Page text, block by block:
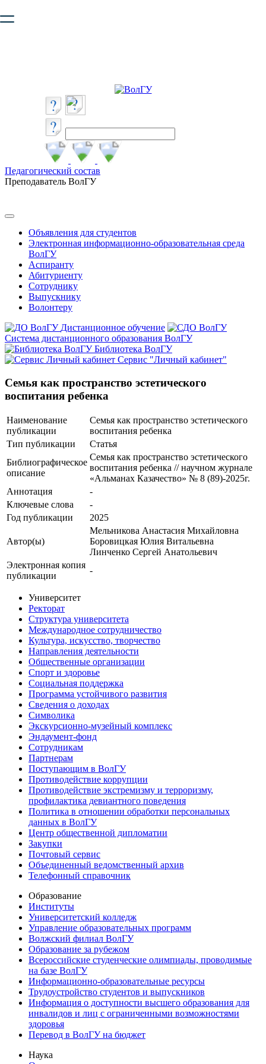
безопасную работу с сайтом. Пожалуйста
Педагогический состав
Преподаватель ВолГУ
Объявления для студентов
Электронная информационно-образовательная среда
ВолГУ
Аспиранту
Абитуриенту
Сотруднику
Выпускнику
Волонтеру
Дистанционное обучение
Система дистанционного образования ВолГУ
Библиотека ВолГУ
Сервис "Личный кабинет"
Семья как пространство эстетического
воспитания ребенка
Наименование
публикации
Семья как пространство эстетического
воспитания ребенка
Тип публикации
Статья
Библиографическое
описание
Семья как пространство эстетического
воспитания ребенка // научном журнале
«Альманах Казачество» № 8 (89)-2025г.
Аннотация
-
Ключевые cлова
-
Год публикации
2025
Автор(ы)
Мельникова Анастасия Михайловна
Боровицкая Юлия Витальевна
Линченко Сергей Анатольевич
Электронная копия
публикации
-
Университет
Ректорат
Структура университета
Международное сотрудничество
Культура, искусство, творчество
Направления деятельности
Общественные организации
Спорт и здоровье
Социальная поддержка
Программа устойчивого развития
Сведения о доходах
Символика
Экскурсионно-музейный комплекс
Эндаумент-фонд
Сотрудникам
Партнерам
Поступающим в ВолГУ
Противодействие коррупции
Противодействие экстремизму и терроризму,
профилактика девиантного поведения
Политика в отношении обработки персональных
данных в ВолГУ
Центр общественной дипломатии
Закупки
Почтовый сервис
Объединенный ведомственный архив
Телефонный справочник
Образование
Институты
Университетский колледж
Управление образовательных программ
Волжский филиал ВолГУ
Образование за рубежом
Всероссийские студенческие олимпиады, проводимые
на базе ВолГУ
Информационно-образовательные ресурсы
Трудоустройство студентов и выпускников
Информация о доступности высшего образования для
инвалидов и лиц с ограниченными возможностями
здоровья
Перевод в ВолГУ на бюджет
Наука